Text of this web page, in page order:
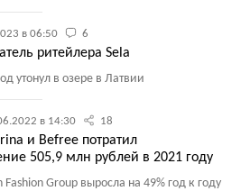
в 06:50 6
ритейлера Sela
утонул в озере в Латвии
в 14:30 18
и Befree потратил
505,9 млн рублей в 2021 году
Group выросла на 49% год к году